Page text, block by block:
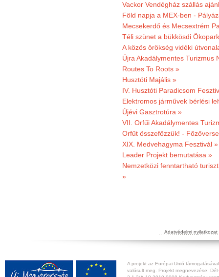
Vackor Vendégház szállás
Föld napja a MEX-ben -
Mecsekerdő és Mecsextrém
Téli szünet a bükkösdi
A közös örökség vidéki
Újra Akadálymentes Turizmus
Routes To Roots »
Husztóti Majális »
IV. Husztóti Paradicsom
Elektromos járművek bérlési
Újévi Gasztrotúra »
VII. Orfűi Akadálymentes
Orfűt összefőzzük! -
XIX. Medvehagyma Fesztivál »
Leader Projekt bemutatása »
Nemzetközi fenntartható
»
Adatvédelmi nyilatkozat
A projekt az Európai Unió
valósult meg. Projekt megnevezése: